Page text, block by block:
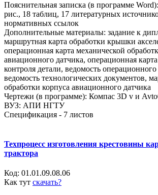
Пояснительная записка (в программе
рис., 18 таблиц, 17 литературных
нормативных ссылок
Дополнительные материалы: задание к
маршрутная карта обработки крышки
операционная карта механической
авиационного датчика, операционная
контроля детали, ведомость операционного
ведомость технологических документов,
обработки корпуса авиационного датчика
Чертежи (в программе): Компас 3D v и
ВУЗ: АПИ НГТУ
Спецификация - 7 листов
Техпроцесс изготовления крестовины
трактора
Код: 01.01.09.08.06
Как тут скачать?